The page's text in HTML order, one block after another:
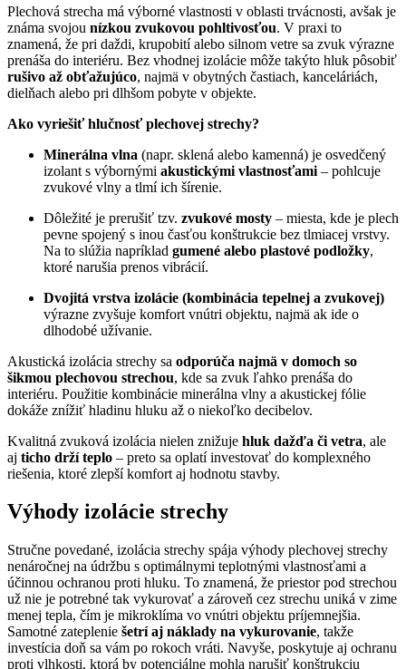
Plechová strecha má výborné vlastnosti v oblasti trvácnosti, avšak je
známa svojou nízkou zvukovou pohltivosťou. V praxi to
znamená, že pri daždi, krupobití alebo silnom vetre sa zvuk výrazne
prenáša do interiéru. Bez vhodnej izolácie môže takýto hluk pôsobiť
rušivo až obťažujúco, najmä v obytných častiach, kanceláriách,
dielňach alebo pri dlhšom pobyte v objekte.
Ako vyriešiť hlučnosť plechovej strechy?
Minerálna vlna (napr. sklená alebo kamenná) je osvedčený
izolant s výbornými akustickými vlastnosťami – pohlcuje
zvukové vlny a tlmí ich šírenie.
Dôležité je prerušiť tzv. zvukové mosty – miesta, kde je plech
pevne spojený s inou časťou konštrukcie bez tlmiacej vrstvy.
Na to slúžia napríklad gumené alebo plastové podložky,
ktoré narušia prenos vibrácií.
Dvojitá vrstva izolácie (kombinácia tepelnej a zvukovej)
výrazne zvyšuje komfort vnútri objektu, najmä ak ide o
dlhodobé užívanie.
Akustická izolácia strechy sa odporúča najmä v domoch so
šikmou plechovou strechou, kde sa zvuk ľahko prenáša do
interiéru. Použitie kombinácie minerálna vlny a akustickej fólie
dokáže znížiť hladinu hluku až o niekoľko decibelov.
Kvalitná zvuková izolácia nielen znižuje hluk dažďa či vetra, ale
aj ticho drží teplo – preto sa oplatí investovať do komplexného
riešenia, ktoré zlepší komfort aj hodnotu stavby.
Výhody izolácie strechy
Stručne povedané, izolácia strechy spája výhody plechovej strechy
nenáročnej na údržbu s optimálnymi teplotnými vlastnosťami a
účinnou ochranou proti hluku. To znamená, že priestor pod strechou
už nie je potrebné tak vykurovať a zároveň cez strechu uniká v zime
menej tepla, čím je mikroklíma vo vnútri objektu príjemnejšia.
Samotné zateplenie šetrí aj náklady na vykurovanie, takže
investícia doň sa vám po rokoch vráti. Navyše, poskytuje aj ochranu
proti vlhkosti, ktorá by potenciálne mohla narušiť konštrukciu